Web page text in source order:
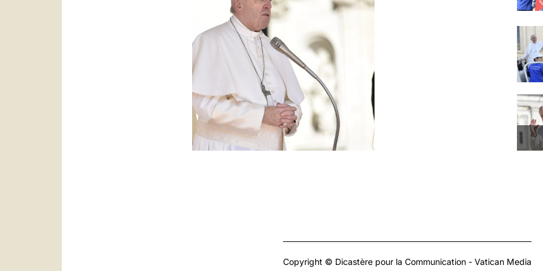
Copyright © Dicastère pour la Communication - Vatican Media